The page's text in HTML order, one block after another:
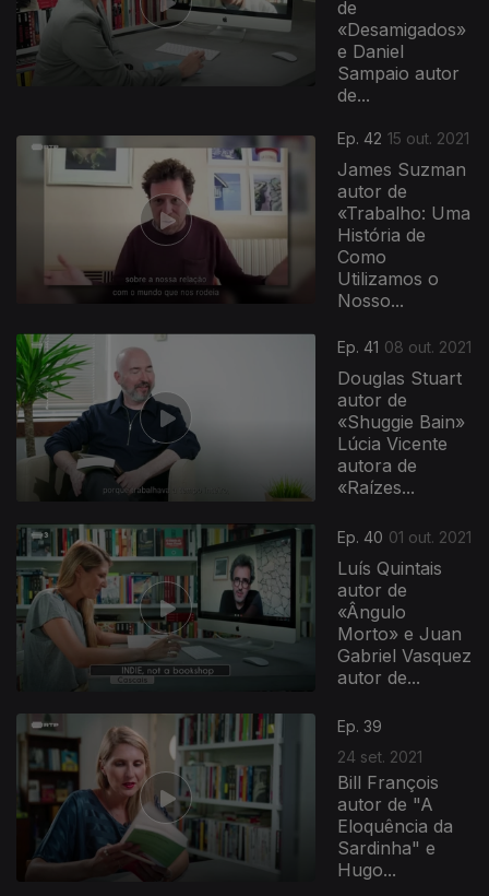
de
«Desamigados»
e Daniel
Sampaio autor
de...
Ep. 42 15 out. 2021
James Suzman
autor de
«Trabalho: Uma
História de
Como
Utilizamos o
Nosso...
Ep. 41 08 out. 2021
Douglas Stuart
autor de
«Shuggie Bain»
Lúcia Vicente
autora de
«Raízes...
Ep. 40 01 out. 2021
Luís Quintais
autor de
«Ângulo
Morto» e Juan
Gabriel Vasquez
autor de...
Ep. 39
24 set. 2021
Bill François
autor de "A
Eloquência da
Sardinha" e
Hugo...